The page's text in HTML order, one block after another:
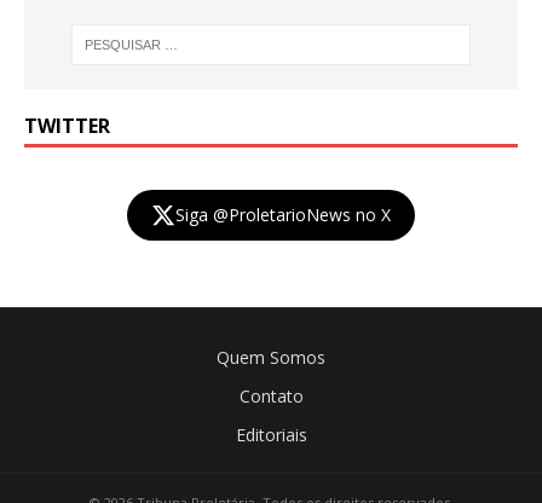
TWITTER
Siga @ProletarioNews no X
Quem Somos
Contato
Editoriais